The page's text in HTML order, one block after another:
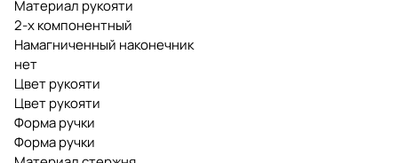
Материал рукояти
2-х компонентный
Намагниченный наконечник
нет
Цвет рукояти
Цвет рукояти
Форма ручки
Форма ручки